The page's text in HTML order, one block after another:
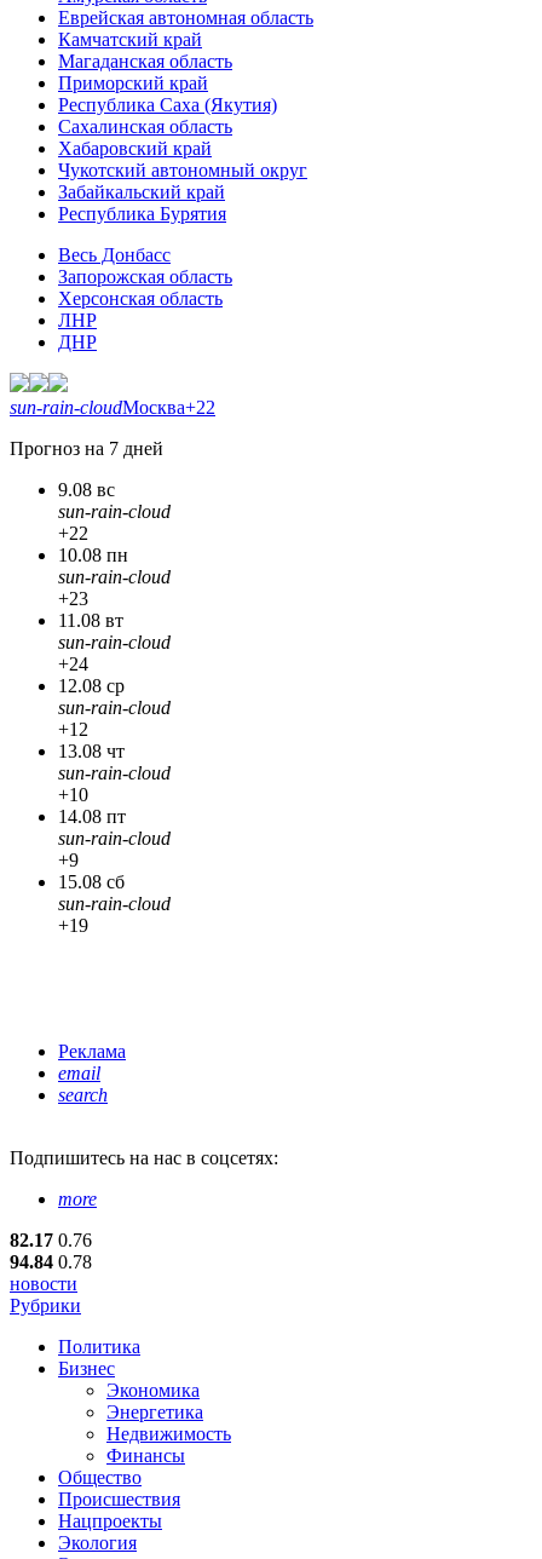
Еврейская автономная область
Камчатский край
Магаданская область
Приморский край
Республика Саха (Якутия)
Сахалинская область
Хабаровский край
Чукотский автономный округ
Забайкальский край
Республика Бурятия
Весь Донбасс
Запорожская область
Херсонская область
ЛНР
ДНР
sun-rain-cloudМосква+22
Прогноз на 7 дней
9.08 вс
sun-rain-cloud
+22
10.08 пн
sun-rain-cloud
+23
11.08 вт
sun-rain-cloud
+24
12.08 ср
sun-rain-cloud
+12
13.08 чт
sun-rain-cloud
+10
14.08 пт
sun-rain-cloud
+9
15.08 сб
sun-rain-cloud
+19
Реклама
email
search
Подпишитесь на нас в соцсетях:
more
82.17 0.76
94.84 0.78
новости
Рубрики
Политика
Бизнес
Экономика
Энергетика
Недвижимость
Финансы
Общество
Происшествия
Нацпроекты
Экология